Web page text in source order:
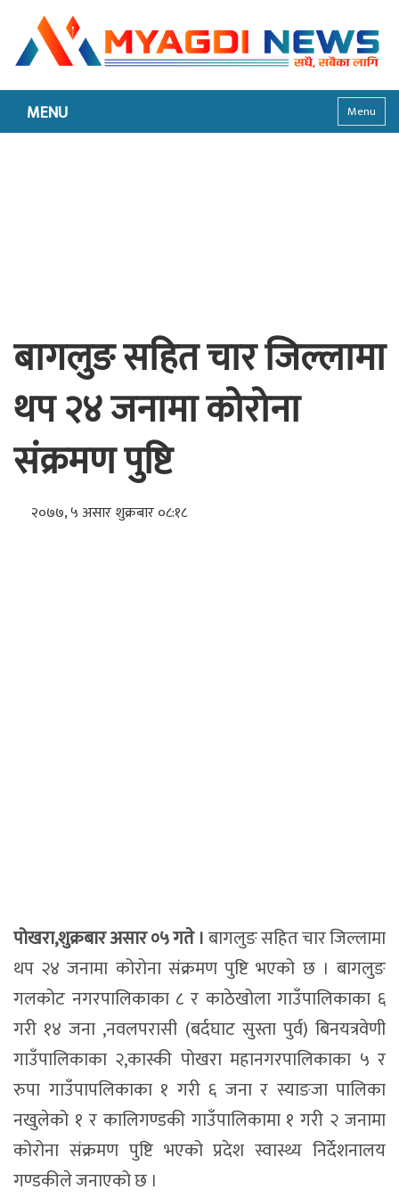
MENU Menu
बागलुङ सहित चार जिल्लामा
थप २४ जनामा कोरोना
संक्रमण पुष्टि
२०७७, ५ असार शुक्रबार ०८:१८
पोखरा,शुक्रबार असार ०५ गते ।बागलुङ सहित चार जिल्लामा
थप २४ जनामा कोरोना संक्रमण पुष्टि भएको छ । बागलुङ
गलकोट नगरपालिकाका ८ र काठेखोला गाउँपालिकाका ६
गरी १४ जना ,नवलपरासी (बर्दघाट सुस्ता पुर्व) बिनयत्रवेणी
गाउँपालिकाका २,कास्की पोखरा महानगरपालिकाका ५ र
रुपा गाउँपापलिकाका १ गरी ६ जना र स्याङजा पालिका
नखुलेको १ र कालिगण्डकी गाउँपालिकामा १ गरी २ जनामा
कोरोना संक्रमण पुष्टि भएको प्रदेश स्वास्थ्य निर्देशनालय
गण्डकीले जनाएको छ ।